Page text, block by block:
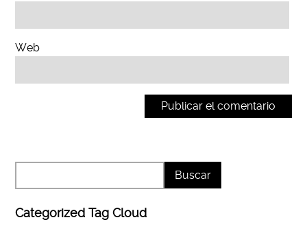
Web
Categorized Tag Cloud